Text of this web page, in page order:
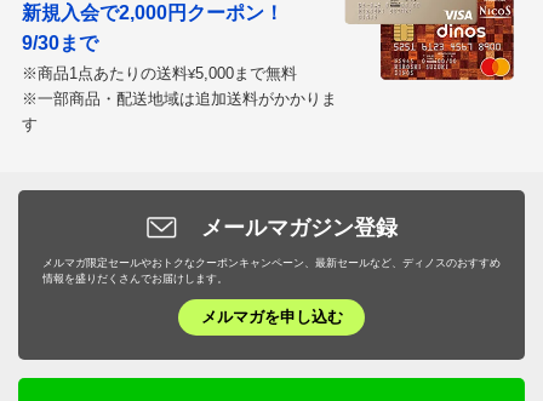
新規入会で2,000円クーポン！
9/30まで
※商品1点あたりの送料¥5,000まで無料
※一部商品・配送地域は追加送料がかかりま
す
メールマガジン登録
メルマガ限定セールやおトクなクーポンキャンペーン、最新セールなど、ディノスのおすすめ
情報を盛りだくさんでお届けします。
メルマガを申し込む